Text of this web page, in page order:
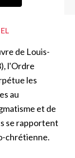
de Louis-
l'Ordre
les
au
et de
se rapportent
chrétienne.